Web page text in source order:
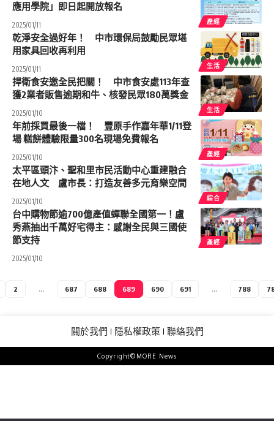
產經
應用學院」即日起開放報名
2025/01/11
生活
乾淨安全過好年！ 中市環保局鼓勵民眾堪
用家具回收再利用
2025/01/11
生活
捍衛食安邀全民把關！ 中市食安處113年查
獲2業者販售逾期和牛、核發民眾180萬獎金
2025/01/10
產經
年前採買最後一檔！ 豐原手作嘉年華1/11登
場 糕餅體驗限量300名現場免費報名
2025/01/10
綜合
太平區頭汴、聖和里市民活動中心重建融合
在地人文 盧市長：打造友善多元育樂空間
2025/01/10
產經
台中購物節逾700億產值蟬聯全國第一！盧
秀燕抽出千萬好宅得主：感謝全民與三國使
節支持
2025/01/10
2 ... 687 688 689 690 691 ... 788
關於我們 隱私權政策 聯絡我們
Copyright©MORE News